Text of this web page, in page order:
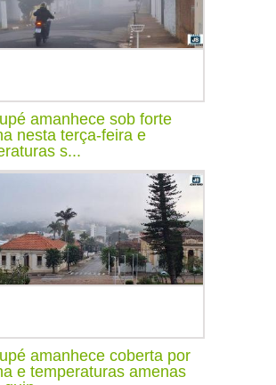
amanhece sob forte
nesta terça-feira e
s...
amanhece coberta por
e temperaturas amenas